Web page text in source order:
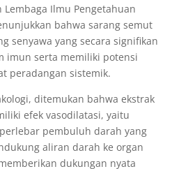
Lembaga Ilmu Pengetahuan
bahwa sarang semut
senyawa yang secara signifikan
imun serta memiliki potensi
peradangan sistemik.
ditemukan bahwa ekstrak
efek vasodilatasi, yaitu
pembuluh darah yang
aliran darah ke organ
dukungan nyata